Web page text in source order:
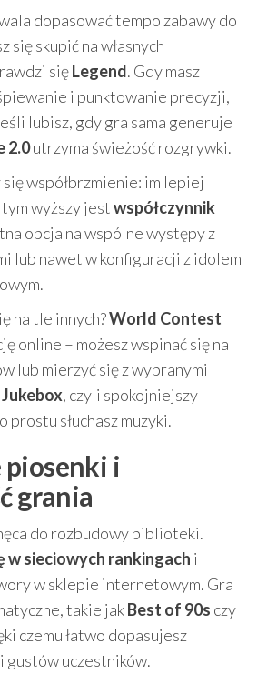
dopasować tempo zabawy do
się skupić na własnych
sięLegend. Gdy masz
i punktowanie precyzji,
lubisz, gdy gra sama generuje
2.0utrzyma świeżość rozgrywki.
się współbrzmienie: im lepiej
wyższy jestwspółczynnik
opcja na wspólne występy z
lub nawet w konfiguracji z idolem
na tle innych?World Contest
online – możesz wspinać się na
lub mierzyć się z wybranymi
Jukebox, czyli spokojniejszy
słuchasz muzyki.
i
grania
do rozbudowy biblioteki.
w sieciowych rankingach i
w sklepie internetowym. Gra
takie jakBest of 90s czy
czemu łatwo dopasujesz
uczestników.